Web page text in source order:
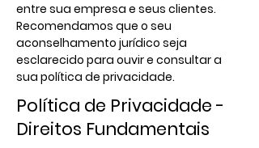
entre sua empresa e seus clientes.
Recomendamos que o seu
aconselhamento jurídico seja
esclarecido para ouvir e consultar a
sua política de privacidade.
Política de Privacidade -
Direitos Fundamentais